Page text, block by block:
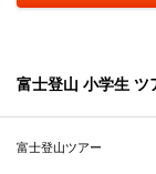
富士登山 小学生 ツ
富士登山ツアー